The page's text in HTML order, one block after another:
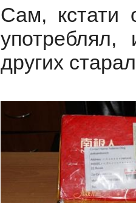
Сам, кстати
употреблял,
других